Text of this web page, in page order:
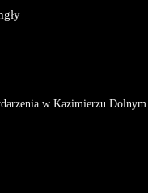
w Kazimierzu Dolnym